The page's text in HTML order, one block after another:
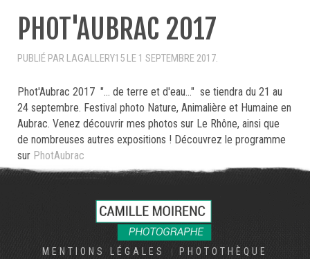
PHOT'AUBRAC 2017
PUBLIÉ PAR LAGALLERY15 LE 1 SEPTEMBRE 2017.
Phot'Aubrac 2017 "... de terre et d'eau..." se tiendra du 21 au
24 septembre. Festival photo Nature, Animalière et Humaine en
Aubrac. Venez découvrir mes photos sur Le Rhône, ainsi que
de nombreuses autres expositions ! Découvrez le programme
sur PhotAubrac
MENTIONS LÉGALES PHOTOTHÈQUE